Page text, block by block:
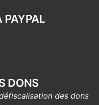
PAYPAL
DONS
des dons